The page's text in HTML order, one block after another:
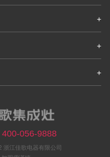
+
+
+
400-056-9888
江佳歌电器有限公司